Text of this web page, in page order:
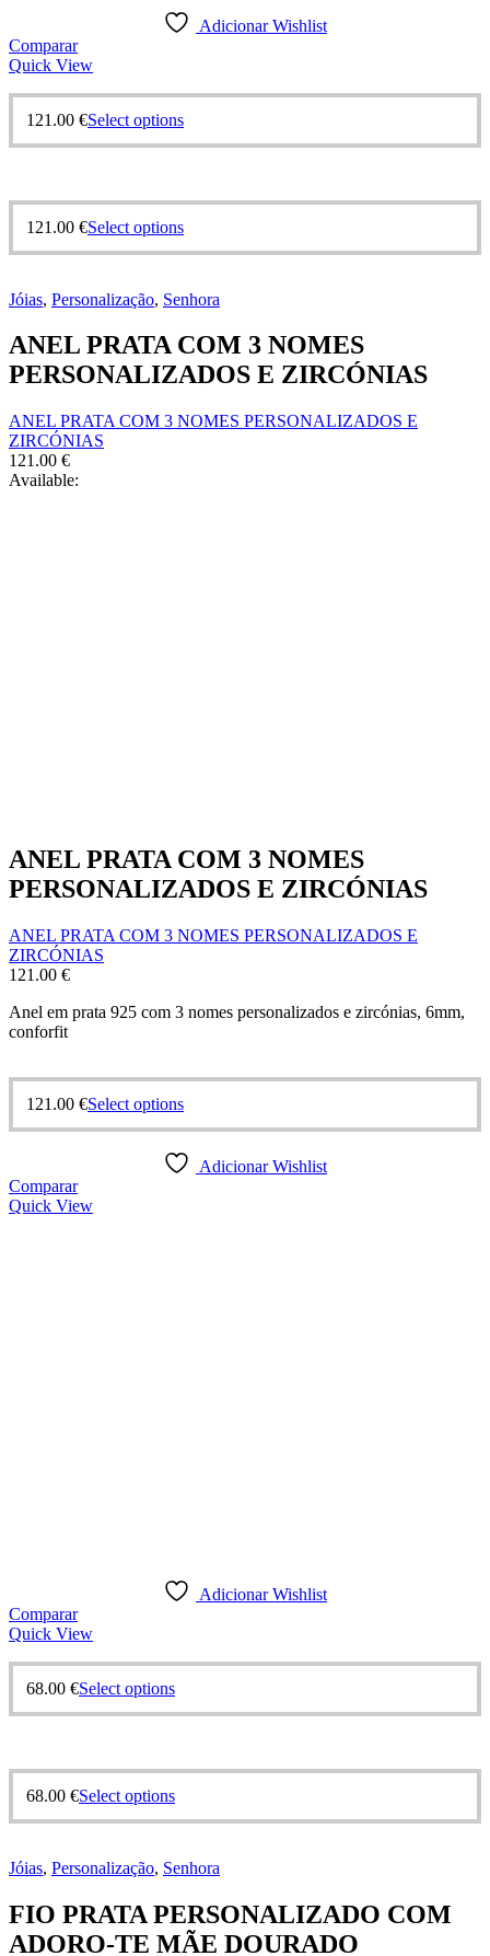
Adicionar Wishlist
Comparar
Quick View
121.00 €Select optionsThis
variants.
options
may
chosen
the
product
page
121.00 €Select optionsThis
variants.
options
may
be
on
Jóias, Personalização, Senhora
ANEL PRATA COM 3 NOMES
PERSONALIZADOS E ZIRCÓNIAS
ANEL PRATA COM 3 NOMES PERSONALIZADOS E
ZIRCÓNIAS
121.00 €
Available:
ANEL PRATA COM 3 NOMES
PERSONALIZADOS E ZIRCÓNIAS
ANEL PRATA COM 3 NOMES PERSONALIZADOS E
ZIRCÓNIAS
121.00 €
Anel em prata 925 com 3 nomes personalizados e zircónias, 6mm,
conforfit
121.00 €Select optionsThis
multiple
Adicionar Wishlist
Comparar
Quick View
Adicionar Wishlist
Comparar
Quick View
68.00 €Select options
68.00 €Select options
Jóias, Personalização, Senhora
FIO PRATA PERSONALIZADO COM
ADORO-TE MÃE DOURADO